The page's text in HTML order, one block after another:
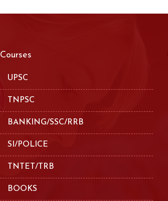
Courses
UPSC
TNPSC
BANKING/SSC/RRB
SI/POLICE
TNTET/TRB
BOOKS